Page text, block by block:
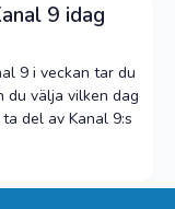
9 idag
9 i veckan tar du
du välja vilken dag
del av Kanal 9:s